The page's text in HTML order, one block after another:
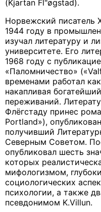
(Kjartan Fl"øgstad).
Норвежский писатель
1944 году в
изучал литературу и
университете. Его
1968 году с
«Паломничество»
временами работал
накапливая
переживаний.
Флёгстаду принес
Portland»),
получивший
Северным Советом.
опубликовал шесть
которых
мифологизмом,
социологических
психологии, а также
псевдонимом K.Villun.